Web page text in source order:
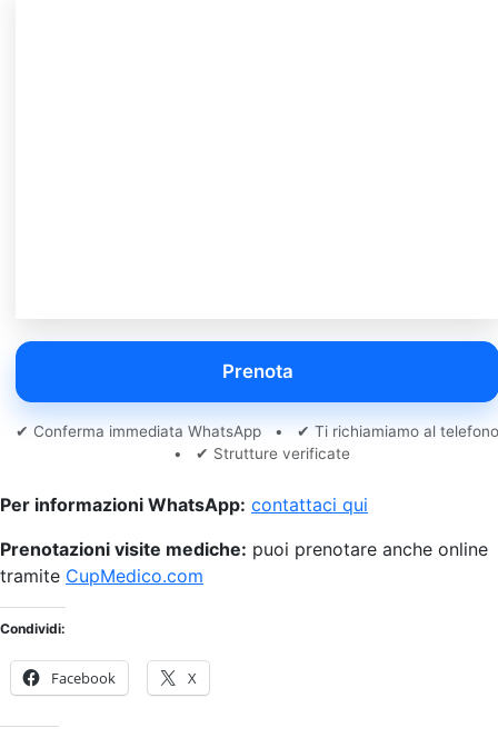
Prenota
✔ Conferma immediata WhatsApp • ✔ Ti richiamiamo al
• ✔ Strutture verificate
Per informazioni WhatsApp: contattaci qui
Prenotazioni visite mediche: puoi prenotare anche online
tramite CupMedico.com
Condividi:
Facebook X